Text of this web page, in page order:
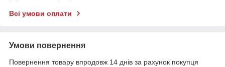
Всі умови оплати
Умови повернення
Повернення товару впродовж 14 днів за рахунок покупця